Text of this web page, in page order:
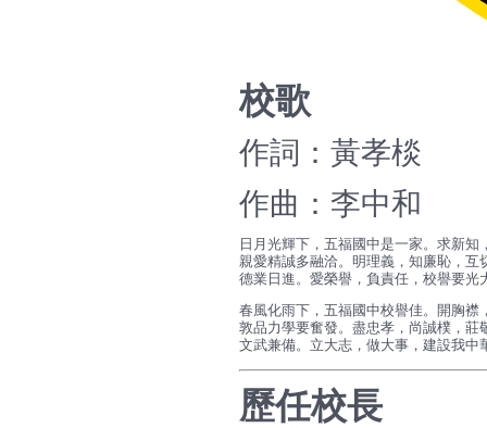
校歌
作詞：黃孝棪
作曲：李中和
日月光輝下，五福國中是一家。求新知
親愛精誠多融洽。明理義，知廉恥，互
德業日進。愛榮譽，負責任，校譽要光
春風化雨下，五福國中校譽佳。開胸襟
敦品力學要奮發。盡忠孝，尚誠樸，莊
文武兼備。立大志，做大事，建設我中
歷任校長